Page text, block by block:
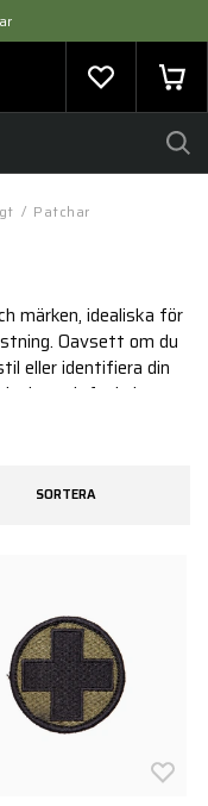
/ Patchar
märken, idealiska för
Oavsett om du
eller identifiera din
och funktioner.
SORTERA